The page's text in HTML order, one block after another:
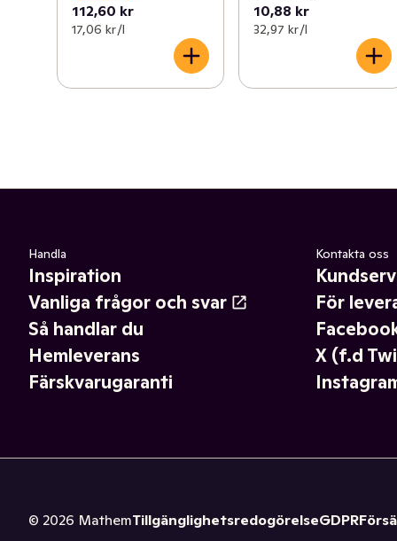
112,60 kr
17,06 kr /l
10,88 kr
32,97 kr /l
Handla
Inspiration
Vanliga frågor och svar
Så handlar du
Hemleverans
Färskvarugaranti
Kontakta oss
För
X (f.d
© 2026 MathemTillgänglighetsredogörelseGDPR